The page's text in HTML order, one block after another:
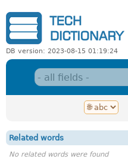
DB version: 2023-08-15 01:19:24
Related words
No related words were found